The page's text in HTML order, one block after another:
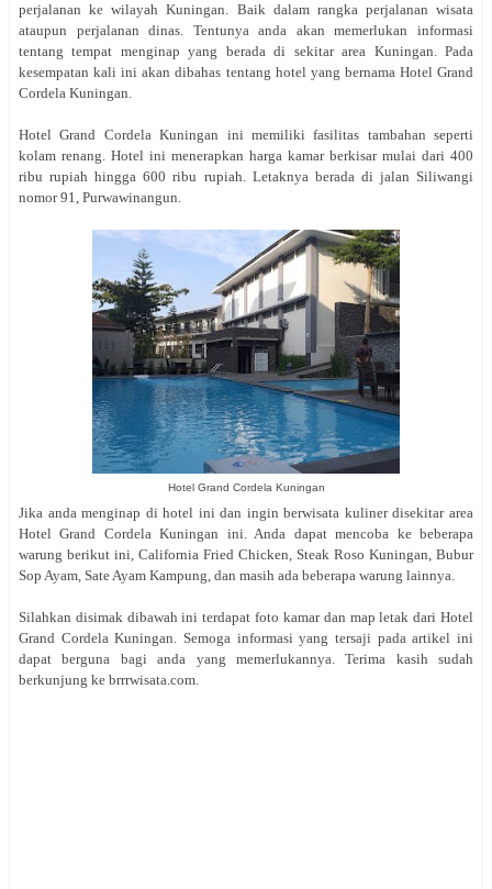
perjalanan ke wilayah Kuningan. Baik dalam rangka perjalanan wisata
ataupun perjalanan dinas. Tentunya anda akan memerlukan informasi
tentang tempat menginap yang berada di sekitar area Kuningan. Pada
kesempatan kali ini akan dibahas tentang hotel yang bernama Hotel Grand
Cordela Kuningan.
Hotel Grand Cordela Kuningan ini memiliki fasilitas tambahan seperti
kolam renang. Hotel ini menerapkan harga kamar berkisar mulai dari 400
ribu rupiah hingga 600 ribu rupiah. Letaknya berada di jalan Siliwangi
nomor 91, Purwawinangun.
Hotel Grand Cordela Kuningan
Jika anda menginap di hotel ini dan ingin berwisata kuliner disekitar area
Hotel Grand Cordela Kuningan ini. Anda dapat mencoba ke beberapa
warung berikut ini, California Fried Chicken, Steak Roso Kuningan, Bubur
Sop Ayam, Sate Ayam Kampung, dan masih ada beberapa warung lainnya.
Silahkan disimak dibawah ini terdapat foto kamar dan map letak dari Hotel
Grand Cordela Kuningan. Semoga informasi yang tersaji pada artikel ini
dapat berguna bagi anda yang memerlukannya. Terima kasih sudah
berkunjung ke brrrwisata.com.